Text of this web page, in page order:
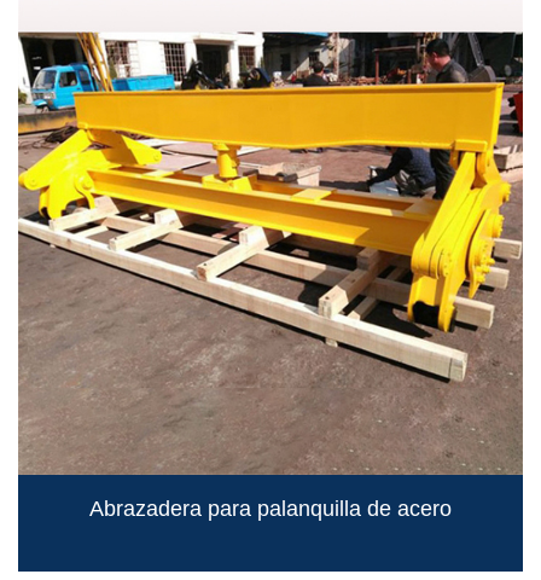
Abrazadera para palanquilla de acero